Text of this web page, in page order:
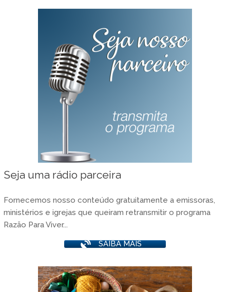
Seja uma rádio parceira
Fornecemos nosso conteúdo gratuitamente a emissoras,
ministérios e igrejas que queiram retransmitir o programa
Razão Para Viver...
SAIBA MAIS